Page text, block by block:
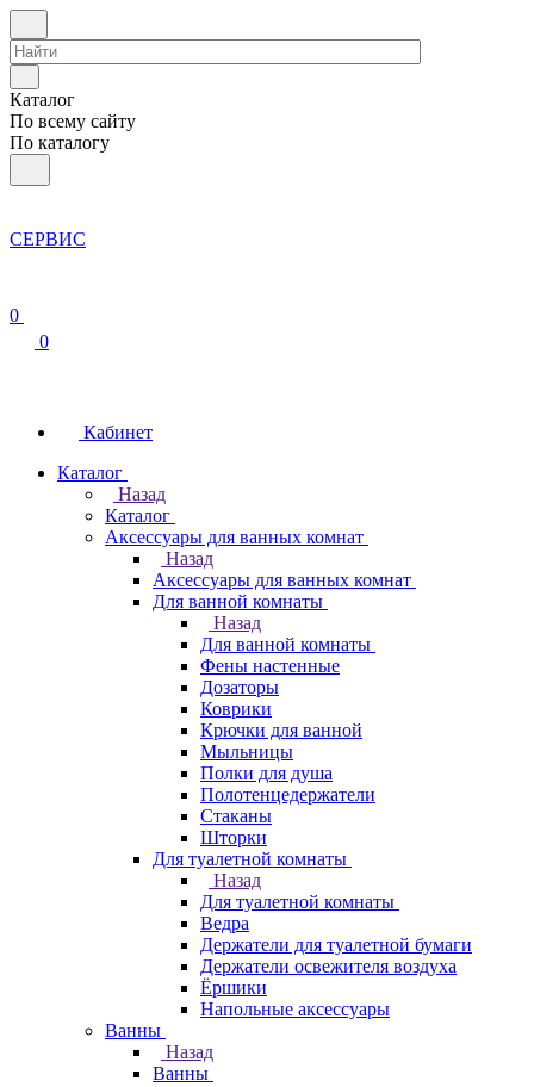
Каталог
По всему сайту
По каталогу
СЕРВИС
0
0
Кабинет
Каталог
Назад
Каталог
Аксессуары для ванных комнат
Назад
Аксессуары для ванных комнат
Для ванной комнаты
Назад
Для ванной комнаты
Фены настенные
Дозаторы
Коврики
Крючки для ванной
Мыльницы
Полки для душа
Полотенцедержатели
Стаканы
Шторки
Для туалетной комнаты
Назад
Для туалетной комнаты
Ведра
Держатели для туалетной бумаги
Держатели освежителя воздуха
Ёршики
Напольные аксессуары
Ванны
Назад
Ванны